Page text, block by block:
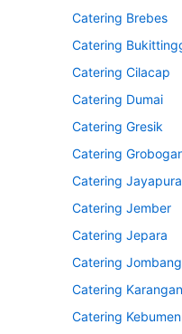
Catering Brebes
Catering
Catering Cilacap
Catering Dumai
Catering Gresik
Catering
Catering Jayapura
Catering Jember
Catering Jepara
Catering Jombang
Catering
Catering Kebumen